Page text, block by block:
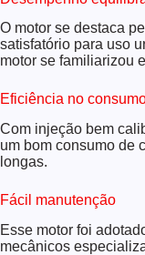
O motor se destaca
satisfatório para uso
motor se familiarizou
Eficiência no
Com injeção bem
um bom consumo de
longas.
Fácil manutenção
Esse motor foi
mecânicos